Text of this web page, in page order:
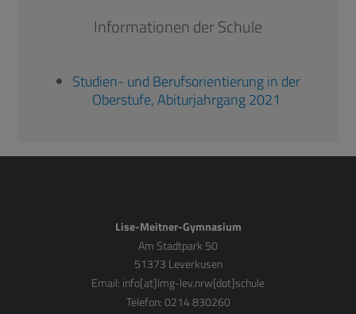
Informationen der Schule
Studien- und Berufsorientierung in der
Oberstufe, Abiturjahrgang 2021
Lise-Meitner-Gymnasium
Am Stadtpark 50
51373 Leverkusen
Email: info[at]lmg-lev.nrw[dot]schule
Telefon: 0214 830260